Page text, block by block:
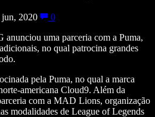
jun, 2020
0
anunciou uma parceria com a Puma,
no qual patrocina grandes
pela Puma, no qual a marca
americana Cloud9. Além da
com a MAD Lions, organização
modalidades de League of Legends